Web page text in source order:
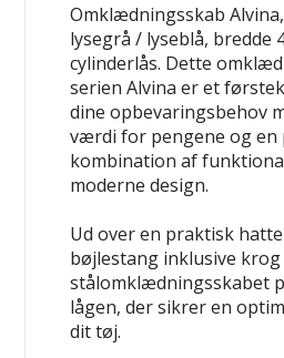
Omklædningsskab
lysegrå / lyseblå, bredde
cylinderlås. Dette
serien Alvina er et
dine opbevaringsbehov
værdi for pengene og en
kombination af
moderne design.
Ud over en praktisk
bøjlestang inklusive
stålomklædningsskabet
lågen, der sikrer en
dit tøj.